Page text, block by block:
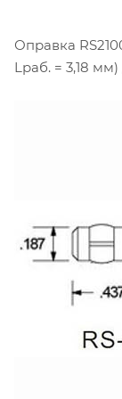
Оправка
Lраб. = 3,18